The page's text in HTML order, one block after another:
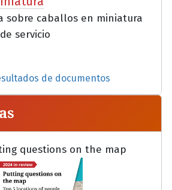
sobre caballos en miniatura
servicio
de documentos
questions on the map